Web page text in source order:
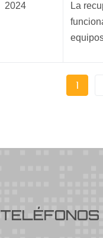
2024
La
PÁGINA
1
TELÉFONOS